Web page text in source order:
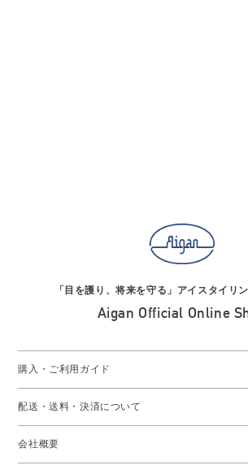
「目を護り、将来を守る」アイスタイリ
Aigan Official Online
購入・ご利用ガイド
配送・送料・決済について
会社概要